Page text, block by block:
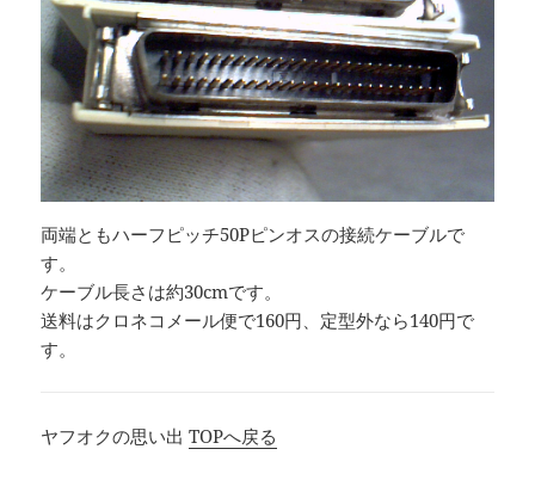
両端ともハーフピッチ50Pピンオスの接続ケーブルで
す。
ケーブル長さは約30cmです。
送料はクロネコメール便で160円、定型外なら140円で
す。
ヤフオクの思い出TOPへ戻る